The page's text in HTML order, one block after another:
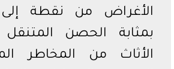
الأغراض من نقطة إلى
بمثابة الحصن
الأثاث من المخاطر